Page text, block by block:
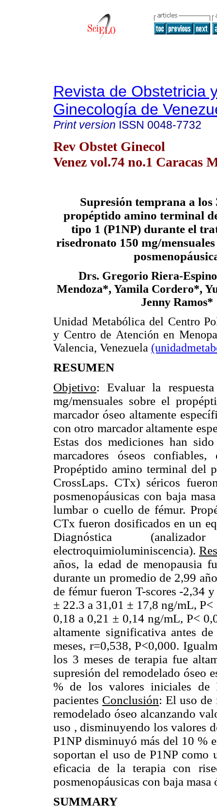
Revista de Obstetricia
Ginecología de
Print version ISSN 0048-7732
Rev Obstet Ginecol
Venez vol.74 no.1 Caracas
Supresión temprana a los
propéptido amino terminal
tipo 1 (P1NP) durante el
risedronato 150 mg/
Drs. Gregorio Riera-
Mendoza*, Yamila Cordero*,
Jenny Ramos*
Unidad Metabólica del Centro
y Centro de Atención en
Valencia, Venezuela
RESUMEN
Objetivo: Evaluar la
mg/mensuales sobre el
marcador óseo altamente
con otro marcador altamente
Estas dos mediciones han
marcadores óseos
Propéptido amino terminal del
CrossLaps. CTx) séricos
posmenopáusicas con baja
lumbar o cuello de fémur.
CTx fueron dosificados en un
Diagnóstica
electroquimioluminiscencia).
años, la edad de menopausia
durante un promedio de 2,99
de fémur fueron T-scores -2,34
± 22.3 a 31,01 ± 17,8 ng/mL,
0,18 a 0,21 ± 0,14 ng/mL, P<
altamente significativa antes
meses, r=0,538, P<0,000.
los 3 meses de terapia fue
supresión del remodelado óseo
% de los valores iniciales de
pacientes Conclusión: El uso de
remodelado óseo alcanzando
uso , disminuyendo los valores
P1NP disminuyó más del 10 %
soportan el uso de P1NP como
eficacia de la terapia con
posmenopáusicas con baja masa
SUMMARY